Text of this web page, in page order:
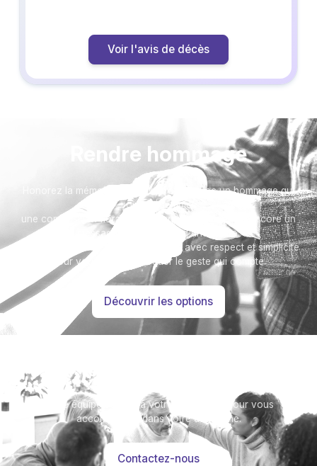
Voir l'avis de décès
Rendre hommage
Honorez la mémoire de votre proche avec un hommage qui
vous ressemble :
une composition florale, une plaque, un arbre, ou encore un
message accompagné d'une photo.
Toutes nos options sont présentées avec respect et simplicité
pour vous aider à marquer le geste qui compte.
Découvrir les options
Notre équipe se tient à votre disposition pour vous
accompagner dans votre démarche.
Contactez-nous